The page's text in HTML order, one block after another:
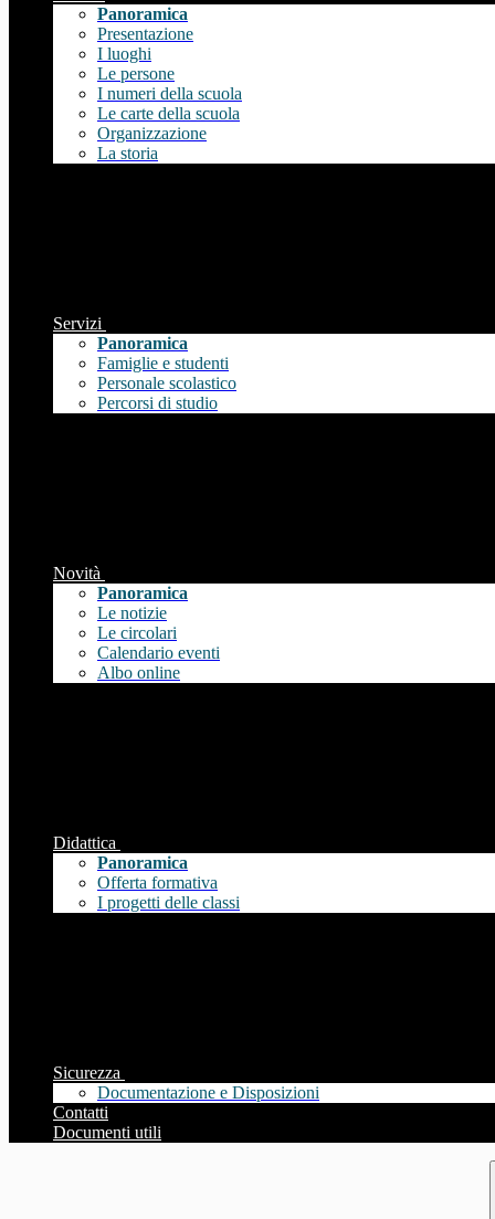
Panoramica
Presentazione
I luoghi
Le persone
I numeri della scuola
Le carte della scuola
Organizzazione
La storia
Servizi
Panoramica
Famiglie e studenti
Personale scolastico
Percorsi di studio
Novità
Panoramica
Le notizie
Le circolari
Calendario eventi
Albo online
Didattica
Panoramica
Offerta formativa
I progetti delle classi
Sicurezza
Documentazione e Disposizioni
Contatti
Documenti utili